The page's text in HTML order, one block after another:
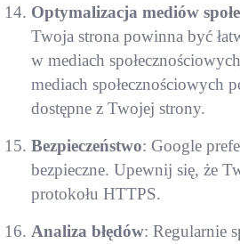
Optymalizacja mediów
Twoja strona powinna być
w mediach
mediach społecznościowych
dostępne z Twojej strony.
Bezpieczeństwo: Google
bezpieczne. Upewnij się, że
protokołu HTTPS.
Analiza błędów: Regularnie